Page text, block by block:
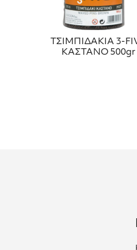
ΤΣΙΜΠΙΔΑΚΙΑ 3-
ΚΑΣΤΑΝΟ 500gr